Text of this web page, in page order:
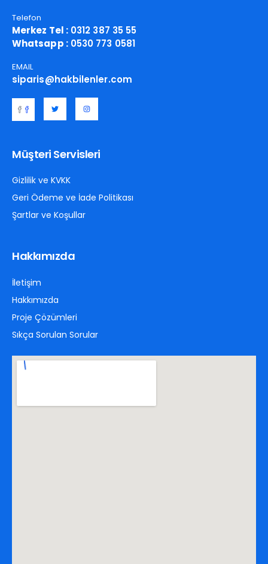
Telefon
Merkez Tel :0312 387 35 55
Whatsapp :0530 773 0581
EMAIL
siparis@hakbilenler.com
Müşteri Servisleri
Gizlilik ve KVKK
Geri Ödeme ve İade Politikası
Şartlar ve Koşullar
Hakkımızda
İletişim
Hakkımızda
Proje Çözümleri
Sıkça Sorulan Sorular